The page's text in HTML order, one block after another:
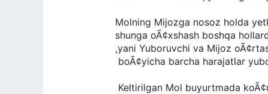
Molning Mijozga nosoz holda
shunga oÃ¢xshash boshqa
,yani Yuboruvchi va Mijoz
boÃ¢yicha barcha harajatlar
Keltirilgan Mol buyurtmada